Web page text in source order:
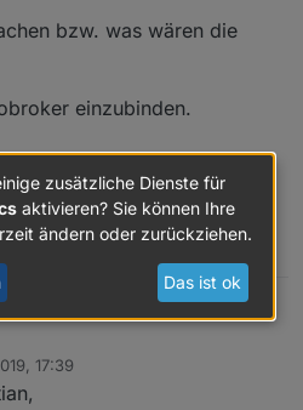
installing-the-esp32-
windows-instructions/
meinen Code für den Vorgänger
ESP8266 installiert, aber der
- evt. ist etwas Anpassung
aber compilierbare Version
https://github.com/jomjol/water-
tree/master/ArduCAM_Server-
und mit der Arduino
bzw. was wären die
einzubinden.
WLAN Daten geändert aber
soll ich da eintragen?
machen bzw. was wären die
17:39
zusätzliche Dienste für
aktivieren? Sie können Ihre
ändern oder zurückziehen.
Das ist ok